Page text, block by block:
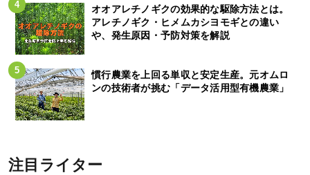
オオアレチノギクの効果的な駆除方法とは。
アレチノギク・ヒメムカシヨモギとの違い
や、発生原因・予防対策を解説
慣行農業を上回る単収と安定生産。元オムロ
ンの技術者が挑む「データ活用型有機農業」
注目ライター